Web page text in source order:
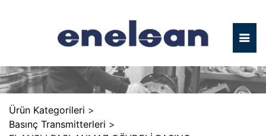
Ürün Kategorileri >
Basınç Transmitterleri >